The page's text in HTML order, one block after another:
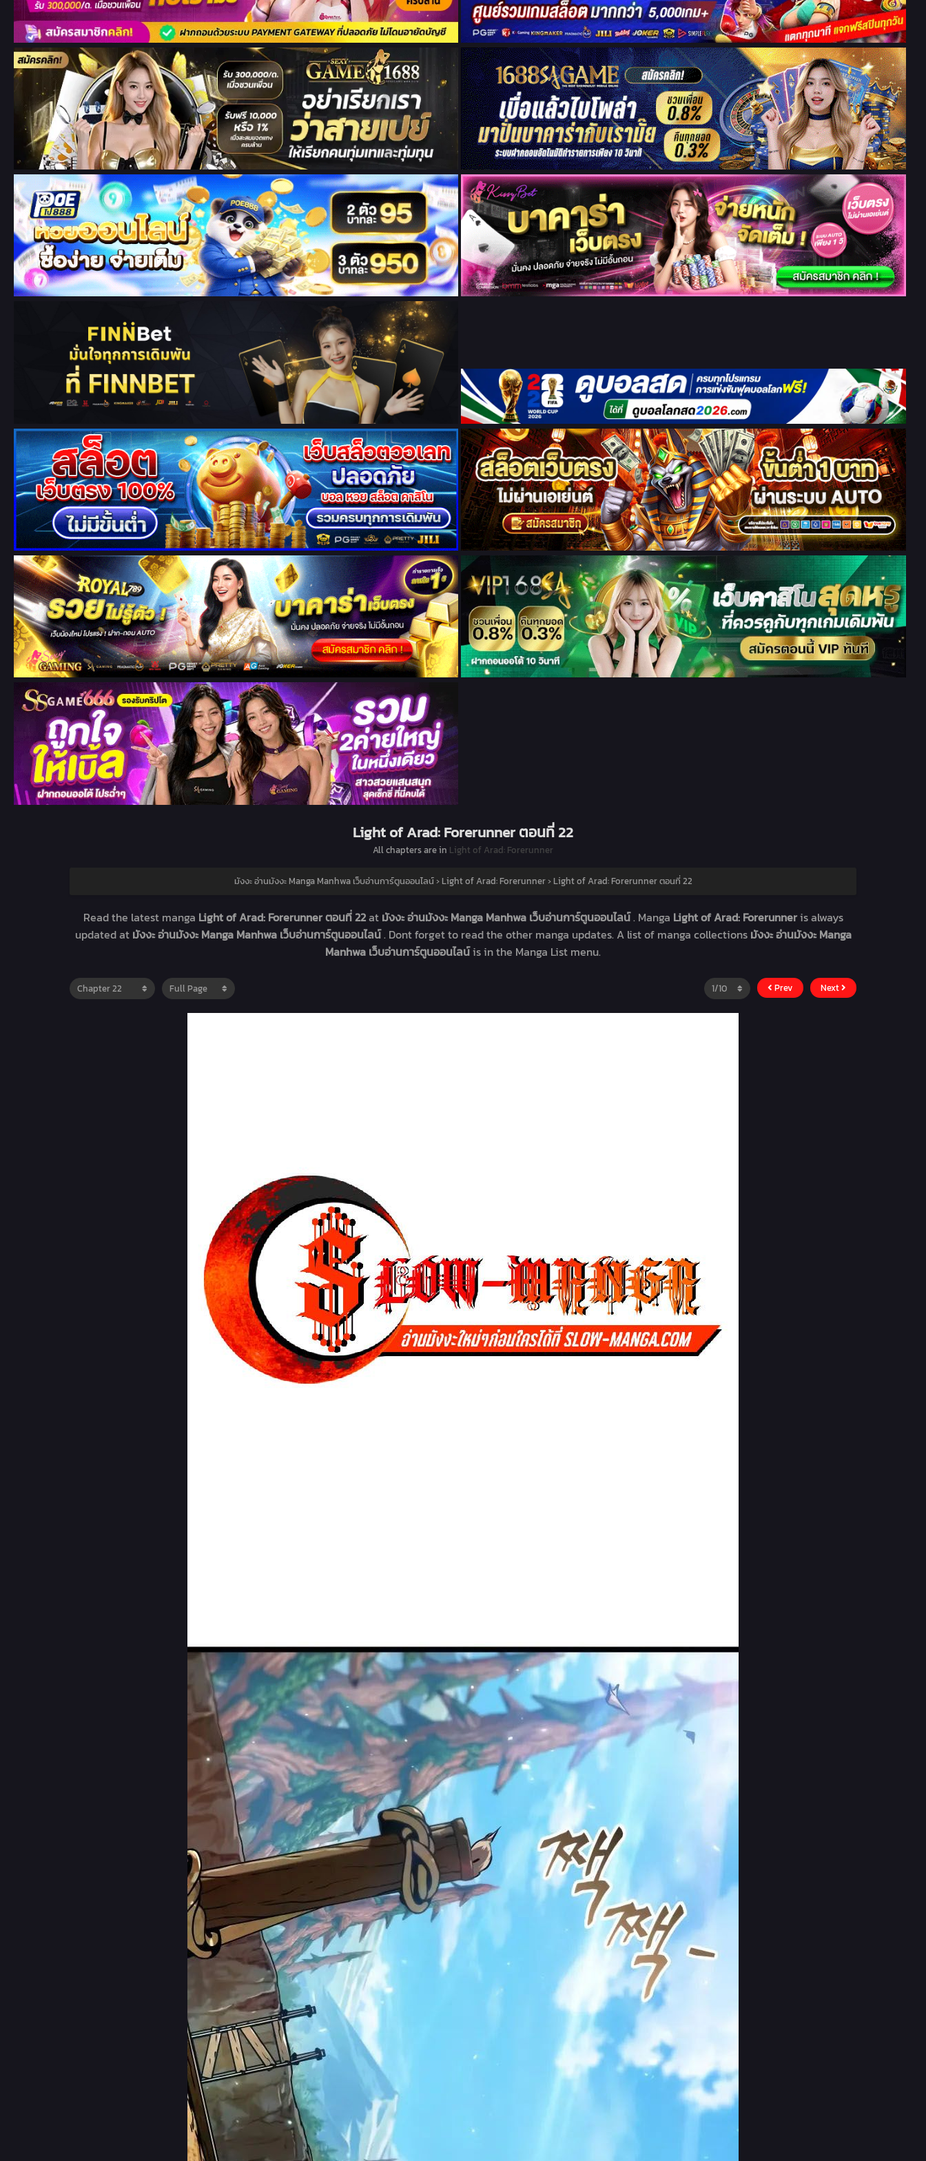
Light of Arad: Forerunner ตอนที่ 22
All chapters are in Light of Arad: Forerunner
มังงะ อ่านมังงะ Manga Manhwa เว็บอ่านการ์ตูนออนไลน์› Light of Arad: Forerunner› Light of Arad: Forerunner ตอนที่ 22
Read the latest manga Light of Arad: Forerunner ตอนที่ 22at มังงะ อ่านมังงะ Manga Manhwa เว็บอ่านการ์ตูนออนไลน์. Manga Light of Arad: Forerunneris always
updated at มังงะ อ่านมังงะ Manga Manhwa เว็บอ่านการ์ตูนออนไลน์. Dont forget to read the other manga updates. A list of manga collections มังงะ อ่านมังงะ Manga
Manhwa เว็บอ่านการ์ตูนออนไลน์is in the Manga List menu.
Prev Next